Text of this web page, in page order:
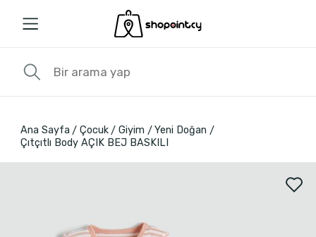
Ana Sayfa Çocuk Giyim
Yeni Doğan
Çıtçıtlı Body AÇIK BEJ BASKILI